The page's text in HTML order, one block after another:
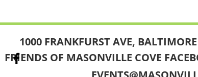
1000 FRANKFURST AVE,
FRIENDS OF MASONVILLE COVE